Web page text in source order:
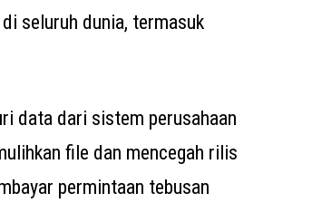
seluruh dunia, termasuk
data dari sistem perusahaan
file dan mencegah rilis
permintaan tebusan